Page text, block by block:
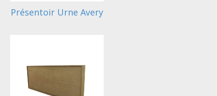
Présentoir Urne Avery